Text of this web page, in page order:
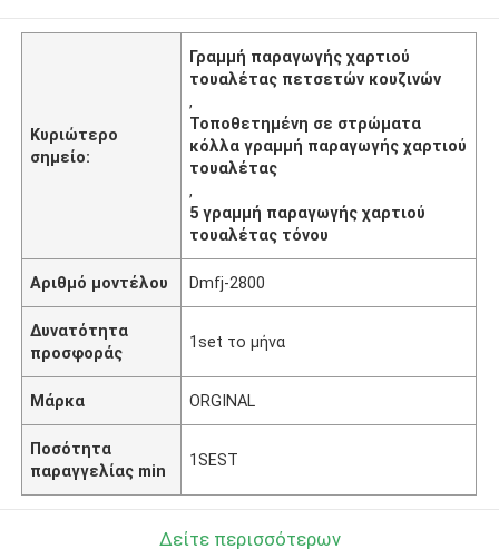
Κυριώτερο
σημείο:
Γραμμή παραγωγής χαρτιού
τουαλέτας πετσετών κουζινών
,
Τοποθετημένη σε στρώματα
κόλλα γραμμή παραγωγής χαρτιού
τουαλέτας
,
5 γραμμή παραγωγής χαρτιού
τουαλέτας τόνου
Αριθμό μοντέλου Dmfj-2800
Δυνατότητα
προσφοράς
1set το μήνα
Μάρκα ORGINAL
Ποσότητα
παραγγελίας min
1SEST
Δείτε περισσότερων